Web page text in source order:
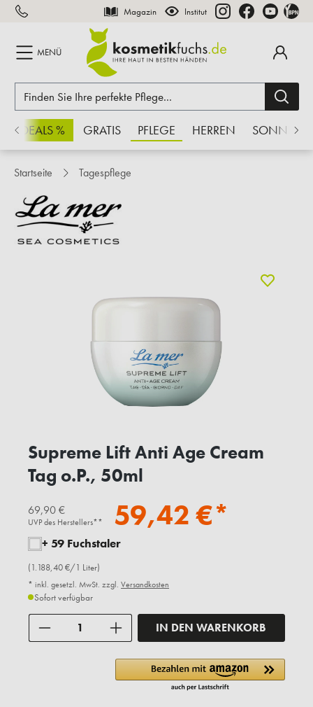
springen Magazin Institut
MENÜ
% GRATIS PFLEGE HERREN SONNE
Startseite Tagespflege
Supreme Lift Anti Age Cream
Tag o.P., 50ml
69,90 €
UVP des Herstellers** 59,42 €*
+ 59 Fuchstaler
(1.188,40 €/1 Liter)
* inkl. gesetzl. MwSt. zzgl. Versandkosten
Sofort verfügbar
IN DEN WARENKORB